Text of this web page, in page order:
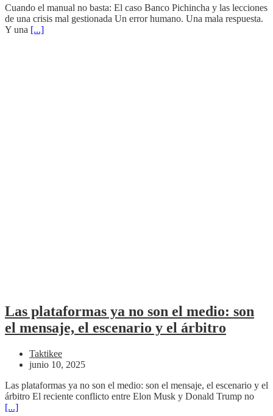
Cuando el manual no basta: El caso Banco Pichincha y las lecciones
de una crisis mal gestionada Un error humano. Una mala respuesta.
Y una [...]
Las plataformas ya no son el medio: son
el mensaje, el escenario y el árbitro
Taktikee
junio 10, 2025
Las plataformas ya no son el medio: son el mensaje, el escenario y el
árbitro El reciente conflicto entre Elon Musk y Donald Trump no
[...]